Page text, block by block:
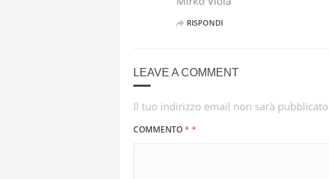
RISPONDI
LEAVE A COMMENT
Il tuo indirizzo email non sarà
COMMENTO* *